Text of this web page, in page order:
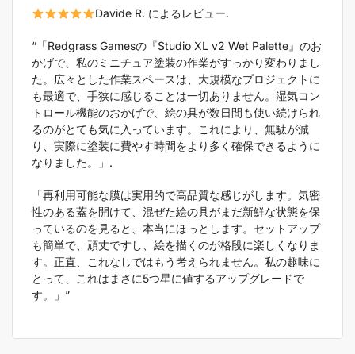
Davide R. によるレビュー.
“「Redgrass Gamesの『Studio XL v2 Wet Palette』のお
かげで、私のミニチュア塗装の作業がすっかり変わりまし
た。広々とした作業スペースは、大規模なプロジェクトに
も最適で、手狭に感じることは一切ありません。湿気コン
トロール機能のおかげで、絵の具が数日間も使い続けられ
るのがとても気に入っています。これにより、無駄が減
り、実際に塗装に費やす時間をより多く確保できるように
なりました。」.
「再利用可能な膜は実用的で高品質な感じがします。気密
性のある蓋を開けて、混ぜた絵の具がまだ新鮮な状態を保
っているのを見ると、本当にほっとします。セットアップ
も簡単で、頑丈ですし、絵を描くのが格段に楽しくなりま
す。正直、これなしではもう考えられません。私の趣味に
とって、これはまさに5つ星に値するアップグレードで
す。」”